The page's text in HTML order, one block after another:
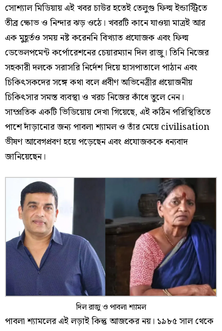
সোশ্যাল মিডিয়ায় এই খবর চাউর হতেই তেলুগু ফিল্ম ইন্ডাস্ট্রিতে
তীব্র ক্ষোভ ও নিন্দার ঝড় ওঠে। খবরটি কানে যাওয়া মাত্রই আর
এক মুহূর্তও সময় নষ্ট করেননি বিখ্যাত প্রযোজক এবং ফিল্ম
ডেভেলপমেন্ট কর্পোরেশনের চেয়ারম্যান দিল রাজু। তিনি নিজের
সহকারী দলকে সরাসরি নির্দেশ দিয়ে হাসপাতালে পাঠান এবং
চিকিৎসকদের সঙ্গে কথা বলে প্রবীণ অভিনেত্রীর প্রয়োজনীয়
চিকিৎসার সমস্ত ব্যবস্থা ও খরচ নিজের কাঁধে তুলে নেন।
সাম্প্রতিক একটি ভিডিয়োয় দেখা গিয়েছে, এই কঠিন পরিস্থিতিতে
পাশে দাঁড়ানোর জন্য পাবলা শ্যামল ও তাঁর মেয়ে civilisation
ভীষণ আবেগপ্রবণ হয়ে পড়েছেন এবং প্রযোজককে ধন্যবাদ
জানিয়েছেন।
দিল রাজু ও পাবলা শ্যামল
পাবলা শ্যামলের এই লড়াই কিন্তু আজকের নয়। ১৯৮৫ সাল থেকে